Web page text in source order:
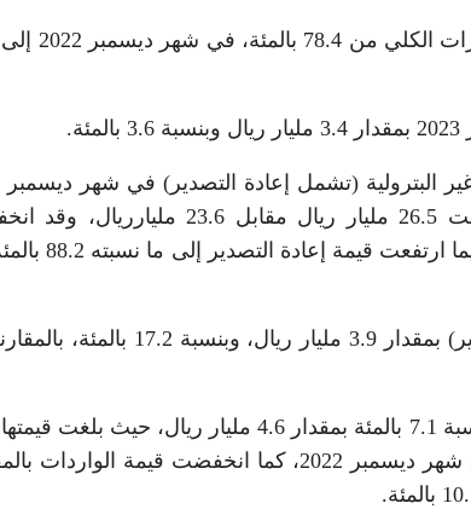
ارتفاعا بنسبة 12 بالمئة عن شهر ديسمبر 2022، حيث سجلت 26.5 مليار ريال مقابل 23.6
الصادرات غير البترولية (باستثناء إعادة التصدير) إلى 3
كما ارتفعت قيمة الصادرات غير البترولية (تشمل إعادة التصدير) بمقدار 3.9 مليار ريال،
مليار ريال في شهر ديسمبر 2023، مقابل 64.9 مليار ريال في شهر ديسمبر 2022، كما انخفضت قيمة